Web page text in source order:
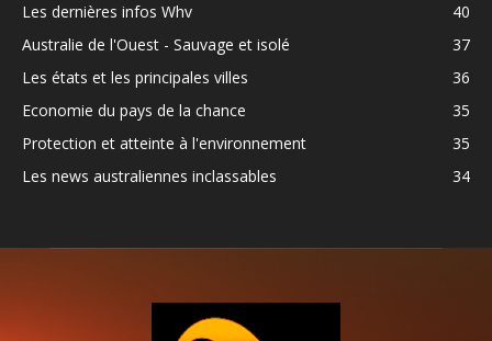
Les dernières infos Whv
40
Australie de l'Ouest - Sauvage et isolé
37
Les états et les principales villes
36
Economie du pays de la chance
35
Protection et atteinte à l'environnement
35
Les news australiennes inclassables
34